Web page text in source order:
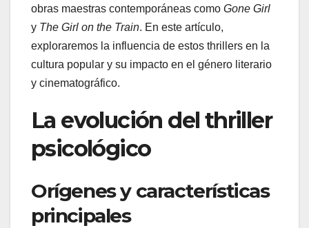
obras maestras contemporáneas como Gone Girl
y The Girl on the Train. En este artículo,
exploraremos la influencia de estos thrillers en la
cultura popular y su impacto en el género literario
y cinematográfico.
La evolución del thriller
psicológico
Orígenes y características
principales